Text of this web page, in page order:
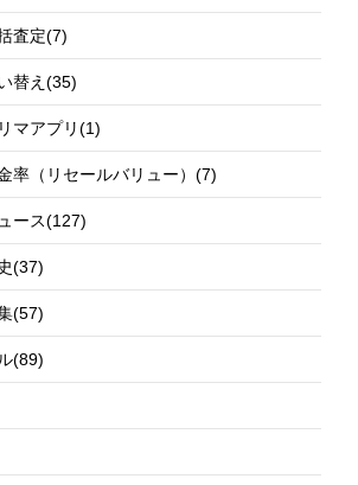
査定(7)
替え(35)
マアプリ(1)
率（リセールバリュー）(7)
ース(127)
(37)
(57)
(89)